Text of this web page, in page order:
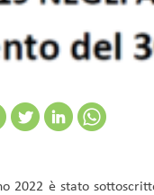
2022 è stato